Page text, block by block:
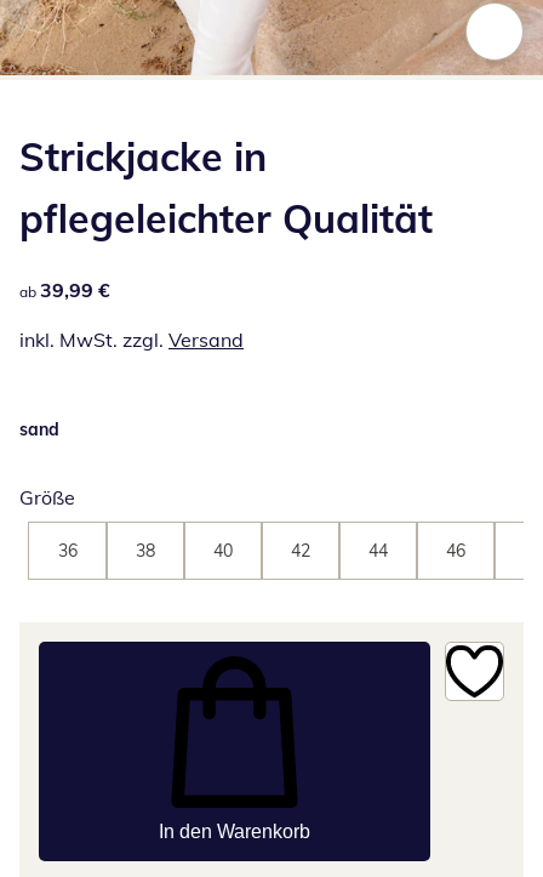
Strickjacke in
pflegeleichter Qualität
39,99 €
ab 39,99 €
inkl. MwSt. zzgl. Versand
sand
Größe
36 38 40 42 44 46
In den Warenkorb